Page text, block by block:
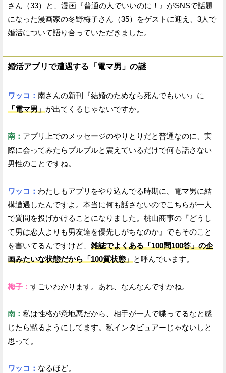
さん（33）と、漫画『普通の人でいいのに！』がSNSで話題
になった漫画家の冬野梅子さん（35）をゲストに迎え、3人で
婚活について語り合っていただきました。
婚活アプリで遭遇する「電マ男」の謎
ワッコ： 南さんの新刊『結婚のためなら死んでもいい』に
「電マ男」が出てくるじゃないですか。
南： アプリ上でのメッセージのやりとりだと普通なのに、実
際に会ってみたらプルプルと震えているだけで何も話さない
男性のことですね。
ワッコ： わたしもアプリをやり込んでる時期に、電マ男に結
構遭遇したんですよ。本当に何も話さないのでこちらが一人
で質問を投げかけることになりました。桃山商事の『どうし
て男は恋人よりも男友達を優先しがちなのか』でもそのこと
を書いてるんですけど、 雑誌でよくある「100問100答」の企
画みたいな状態だから「100質状態」と呼んでいます。
梅子： すごいわかります。あれ、なんなんですかね。
南： 私は性格が意地悪だから、相手が一人で喋ってるなと感
じたら黙るようにしてます。私インタビュアーじゃないしと
思って。
ワッコ： なるほど。